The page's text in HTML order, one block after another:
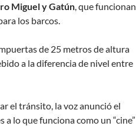
Miguel y Gatún, que funcionan
los barcos.
de 25 metros de altura
a la diferencia de nivel entre
el tránsito, la voz anunció el
lo que funciona como un “cine”